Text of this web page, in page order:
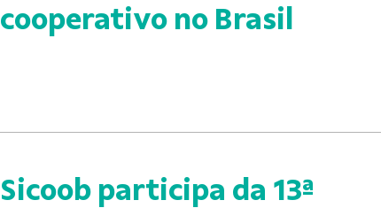
cooperativo no Brasil
Sicoob participa da 13ª